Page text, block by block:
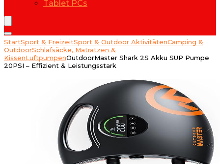
Tablet PCs
StartSport & FreizeitSport & Outdoor AktivitätenCamping &
OutdoorSchlafsäcke, Matratzen &
KissenLuftpumpenOutdoorMaster Shark 2S Akku SUP Pumpe
20PSI – Effizient & Leistungsstark